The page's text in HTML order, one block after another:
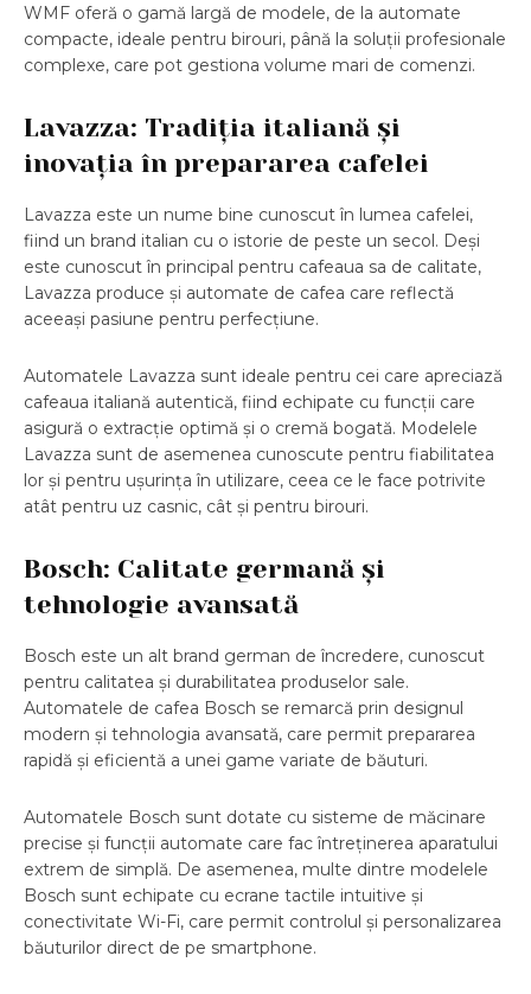
WMF oferă o gamă largă de modele, de la automate
compacte, ideale pentru birouri, până la soluții profesionale
complexe, care pot gestiona volume mari de comenzi.
Lavazza: Tradiția italiană și
inovația în prepararea cafelei
Lavazza este un nume bine cunoscut în lumea cafelei,
fiind un brand italian cu o istorie de peste un secol. Deși
este cunoscut în principal pentru cafeaua sa de calitate,
Lavazza produce și automate de cafea care reflectă
aceeași pasiune pentru perfecțiune.
Automatele Lavazza sunt ideale pentru cei care apreciază
cafeaua italiană autentică, fiind echipate cu funcții care
asigură o extracție optimă și o cremă bogată. Modelele
Lavazza sunt de asemenea cunoscute pentru fiabilitatea
lor și pentru ușurința în utilizare, ceea ce le face potrivite
atât pentru uz casnic, cât și pentru birouri.
Bosch: Calitate germană și
tehnologie avansată
Bosch este un alt brand german de încredere, cunoscut
pentru calitatea și durabilitatea produselor sale.
Automatele de cafea Bosch se remarcă prin designul
modern și tehnologia avansată, care permit prepararea
rapidă și eficientă a unei game variate de băuturi.
Automatele Bosch sunt dotate cu sisteme de măcinare
precise și funcții automate care fac întreținerea aparatului
extrem de simplă. De asemenea, multe dintre modelele
Bosch sunt echipate cu ecrane tactile intuitive și
conectivitate Wi-Fi, care permit controlul și personalizarea
băuturilor direct de pe smartphone.